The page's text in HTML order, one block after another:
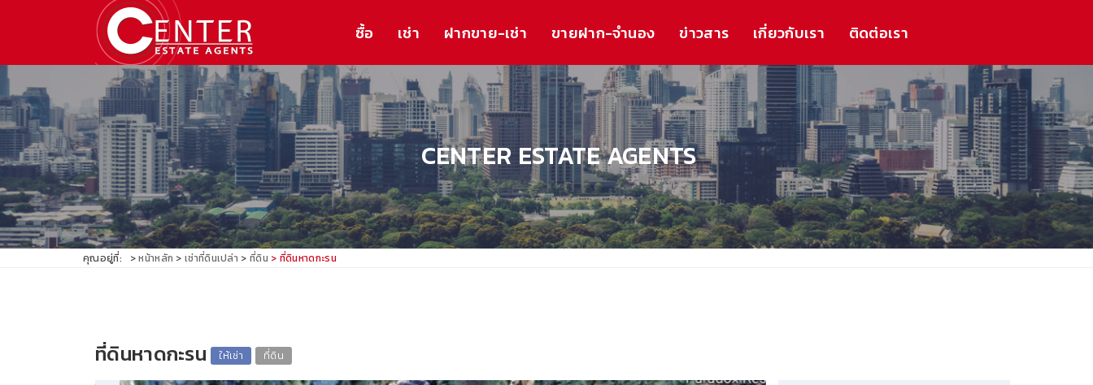
ซื้อ เช่า ฝากขาย-เช่า ขายฝาก-จำนอง ข่าวสาร เกี่ยวกับเรา ติดต่อเรา
CENTER ESTATE AGENTS
คุณอยู่ที่: หน้าหลัก เช่าที่ดินเปล่า ที่ดิน ที่ดินหาดกะรน
ที่ดินหาดกะรน ให้เช่า ที่ดิน